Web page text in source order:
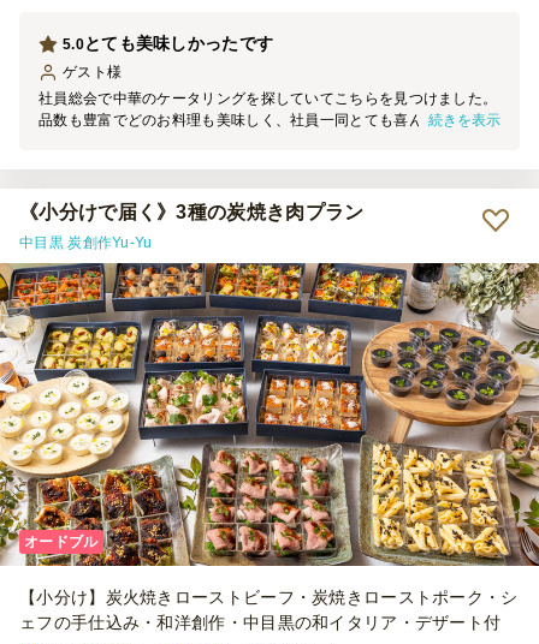
とても美味しかったです
5.0
ゲスト 様
社員総会で中華のケータリングを探していてこちらを見つけました。
品数も豊富でどのお料理も美味しく、社員一同とても喜んでいまし
続きを表示
《小分けで届く》3種の炭焼き肉プラン
中目黒 炭創作Yu-Yu
オードブル
【小分け】炭火焼きローストビーフ・炭焼きローストポーク・シ
ェフの手仕込み・和洋創作・中目黒の和イタリア・デザート付